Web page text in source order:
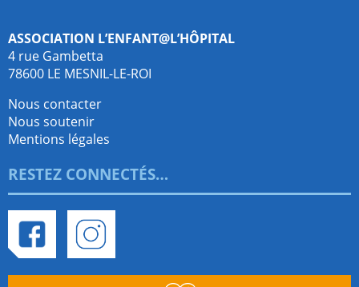
Association L’enfant@l’hôpital
4 rue Gambetta
78600 LE MESNIL-LE-ROI
Nous contacter
Nous soutenir
Mentions légales
RESTEZ CONNECTÉS…
Facebook